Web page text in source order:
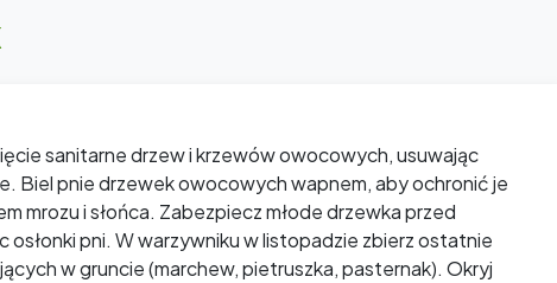
sanitarne drzew i krzewów owocowych, usuwając
Biel pnie drzewek owocowych wapnem, aby ochronić je
mrozu i słońca. Zabezpiecz młode drzewka przed
osłonki pni. W warzywniku w listopadzie zbierz ostatnie
w gruncie (marchew, pietruszka, pasternak). Okryj